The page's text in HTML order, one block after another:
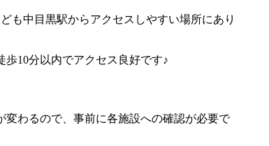
も中目黒駅からアクセスしやすい場所にあり
10分以内でアクセス良好です♪
わるので、事前に各施設への確認が必要で